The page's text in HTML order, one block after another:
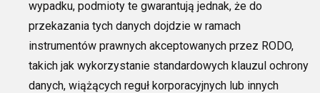
wypadku, podmioty te gwarantują jednak, że do
przekazania tych danych dojdzie w ramach
instrumentów prawnych akceptowanych przez RODO,
takich jak wykorzystanie standardowych klauzul ochrony
danych, wiążących reguł korporacyjnych lub innych